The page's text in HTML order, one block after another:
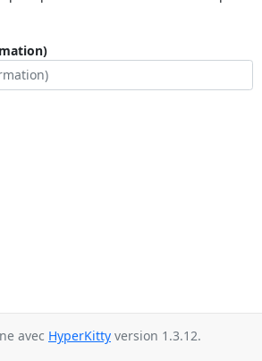
avec HyperKitty version 1.3.12.